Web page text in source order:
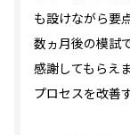
も設けながら要
数ヵ月後の模試
感謝してもらえ
プロセスを改善